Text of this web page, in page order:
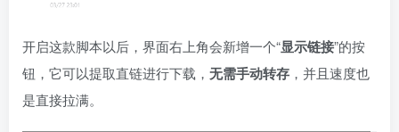
开启这款脚本以后，界面右上角会新增一个“显示链接”的按
钮，它可以提取直链进行下载， 无需手动转存 ，并且速度也
是直接拉满。